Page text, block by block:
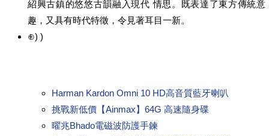
紹興古鎮的悠悠古韻融入現代 情思。既表達了東方傳統意
趣，又具有時代特徵，令見著耳目一新。
⊕) )
Harman Kardon Omni 10 HD高音質藍牙喇叭
挑戰新低價【Ainmax】64G 高速隨身碟
曜兆Bhado電磁波防護手鍊